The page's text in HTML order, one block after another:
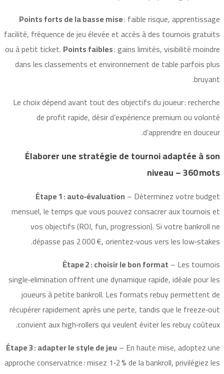
Points forts de la basse mise: faible risque, apprentissage
facilité, fréquence de jeu élevée et accès à des tournois gratuits
ou à petit ticket. Points faibles: gains limités, visibilité moindre
dans les classements et environnement de table parfois plus
bruyant.
Le choix dépend avant tout des objectifs du joueur : recherche
de profit rapide, désir d’expérience premium ou volonté
d’apprendre en douceur.
Élaborer une stratégie de tournoi adaptée à son
niveau – 360 mots
Étape 1 : auto‑évaluation– Déterminez votre budget
mensuel, le temps que vous pouvez consacrer aux tournois et
vos objectifs (ROI, fun, progression). Si votre bankroll ne
dépasse pas 2 000 €, orientez‑vous vers les low‑stakes.
Étape 2 : choisir le bon format – Les tournois
single‑elimination offrent une dynamique rapide, idéale pour les
joueurs à petite bankroll. Les formats rebuy permettent de
récupérer rapidement après une perte, tandis que le freeze‑out
convient aux high‑rollers qui veulent éviter les rebuy coûteux.
Étape 3 : adapter le style de jeu– En haute mise, adoptez une
approche conservatrice : misez 1‑2 % de la bankroll, privilégiez les